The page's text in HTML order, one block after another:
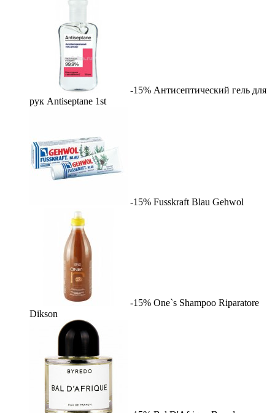
-15% Антисептический гель для
рук Antiseptane 1st
-15% Fusskraft Blau Gehwol
-15% One`s Shampoo Riparatore
Dikson